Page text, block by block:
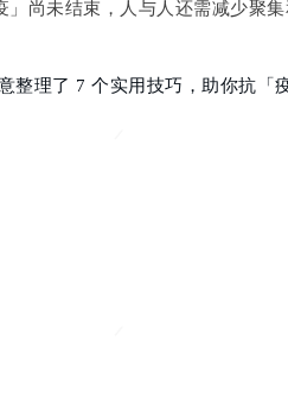
尚未结束，人与人还需减少聚集
整理了 7 个实用技巧，助你抗「